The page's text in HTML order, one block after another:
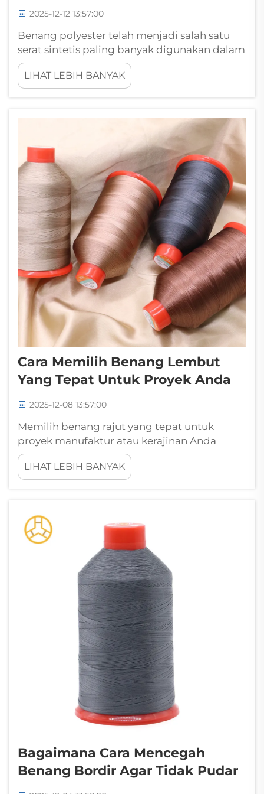
2025-12-12 13:57:00
Benang polyester telah menjadi salah satu
serat sintetis paling banyak digunakan dalam
industri tekstil, terutama karena
kemampuannya yang luar biasa dalam
menghadapi kondisi lingkungan yang
serbaguna ini bereaksi terhadap kelembapan
LIHAT LEBIH BANYAK
Cara Memilih Benang Lembut
Yang Tepat Untuk Proyek Anda
2025-12-08 13:57:00
Memilih benang rajut yang tepat untuk
proyek manufaktur atau kerajinan Anda
memerlukan pertimbangan cermat terhadap
berbagai faktor yang secara langsung
memengaruhi ketahanan, tampilan, dan
jenis khusus...
LIHAT LEBIH BANYAK
Bagaimana Cara Mencegah
Benang Bordir Agar Tidak Pudar